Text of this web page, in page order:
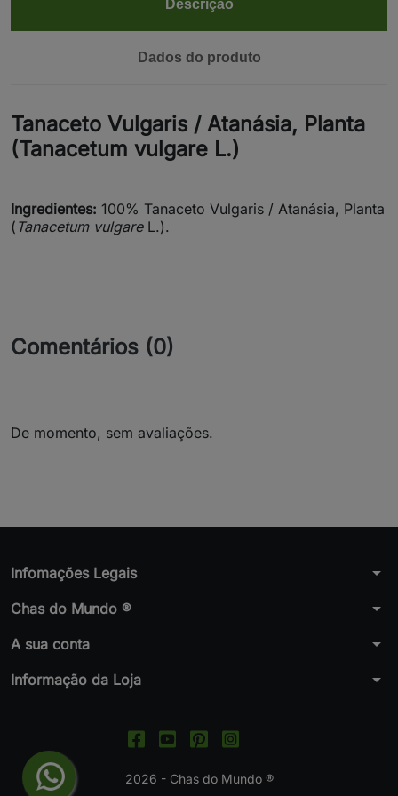
Descrição
Dados do produto
Tanaceto Vulgaris / Atanásia, Planta
(Tanacetum vulgare L.)
Ingredientes: 100% Tanaceto Vulgaris / Atanásia, Planta
( Tanacetum vulgareL.).
Comentários (0)
De momento, sem avaliações.
Infomações Legais arrow_drop_down
Chas do Mundo ® arrow_drop_down
A sua conta arrow_drop_down
Informação da Loja arrow_drop_down
2026 - Chas do Mundo ®